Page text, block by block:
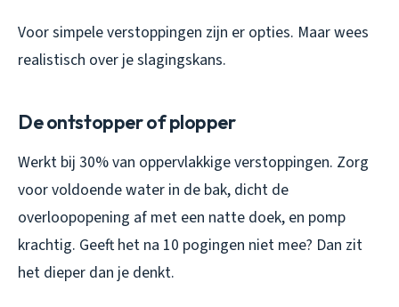
Voor simpele verstoppingen zijn er opties. Maar wees
realistisch over je slagingskans.
De ontstopper of plopper
Werkt bij 30% van oppervlakkige verstoppingen. Zorg
voor voldoende water in de bak, dicht de
overloopopening af met een natte doek, en pomp
krachtig. Geeft het na 10 pogingen niet mee? Dan zit
het dieper dan je denkt.